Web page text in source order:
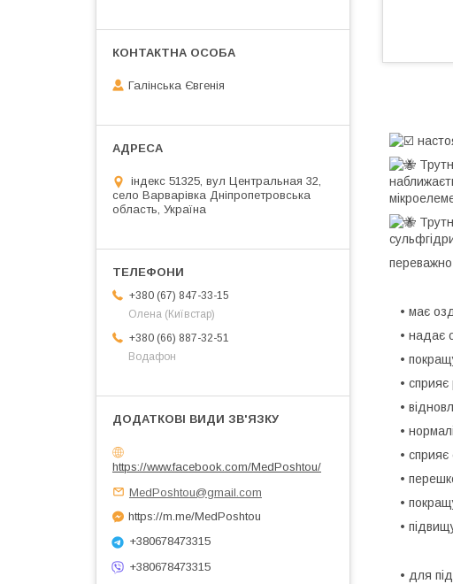
переважно
• має
• надає
•
• сприяє
•
•
• сприяє
•
•
•
• для
Галінська Євгенія
індекс 51325, вул Центральная 32,
село Варварівка Дніпропетровська
область, Україна
+380 (67) 847-33-15
Олена (Київстар)
+380 (66) 887-32-51
Водафон
https://www.facebook.com/MedPoshtou/
MedPoshtou@gmail.com
https://m.me/MedPoshtou
+380678473315
+380678473315